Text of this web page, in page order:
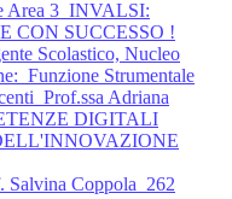
Area 3_INVALSI:
CON SUCCESSO !
Scolastico, Nucleo
Strumentale
Adriana
DIGITALI
Coppola_262